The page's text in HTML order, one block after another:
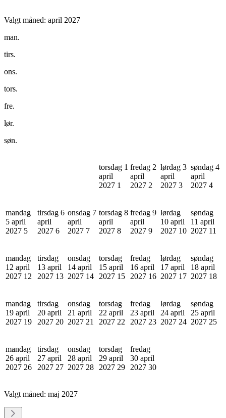
Valgt måned: april 2027
man.
tirs.
ons.
tors.
fre.
lør.
søn.
torsdag 1
april
2027 1
fredag 2
april
2027 2
lørdag 3
april
2027 3
søndag 4
april
2027 4
mandag
5 april
2027 5
tirsdag 6
april
2027 6
onsdag 7
april
2027 7
torsdag 8
april
2027 8
fredag 9
april
2027 9
lørdag
10 april
2027 10
søndag
11 april
2027 11
mandag
12 april
2027 12
tirsdag
13 april
2027 13
onsdag
14 april
2027 14
torsdag
15 april
2027 15
fredag
16 april
2027 16
lørdag
17 april
2027 17
søndag
18 april
2027 18
mandag
19 april
2027 19
tirsdag
20 april
2027 20
onsdag
21 april
2027 21
torsdag
22 april
2027 22
fredag
23 april
2027 23
lørdag
24 april
2027 24
søndag
25 april
2027 25
mandag
26 april
2027 26
tirsdag
27 april
2027 27
onsdag
28 april
2027 28
torsdag
29 april
2027 29
fredag
30 april
2027 30
Valgt måned: maj 2027